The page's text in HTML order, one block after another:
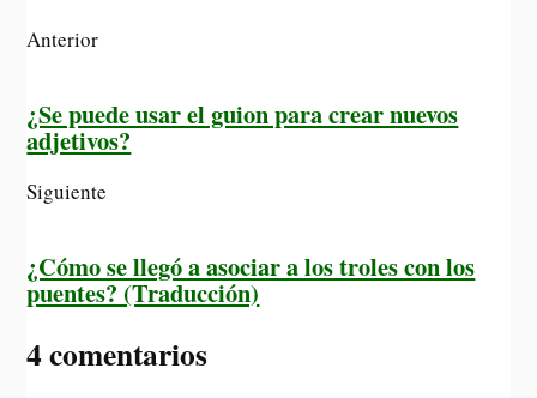
p
Anterior
¿Se puede usar el guion para crear nuevos
adjetivos?
Siguiente
¿Cómo se llegó a asociar a los troles con los
puentes? (Traducción)
4 comentarios